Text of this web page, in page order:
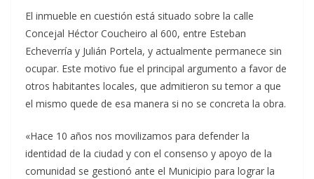
El inmueble en cuestión está situado sobre la calle
Concejal Héctor Coucheiro al 600, entre Esteban
Echeverría y Julián Portela, y actualmente permanece sin
ocupar. Este motivo fue el principal argumento a favor de
otros habitantes locales, que admitieron su temor a que
el mismo quede de esa manera si no se concreta la obra.
«Hace 10 años nos movilizamos para defender la
identidad de la ciudad y con el consenso y apoyo de la
comunidad se gestionó ante el Municipio para lograr la